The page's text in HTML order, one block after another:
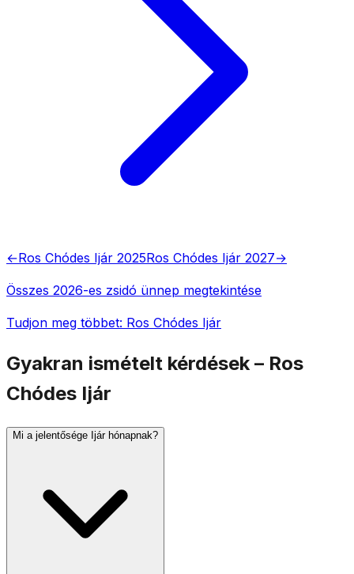
←Ros Chódes Ijár 2025Ros Chódes Ijár 2027→
Összes 2026-es zsidó ünnep megtekintése
Tudjon meg többet: Ros Chódes Ijár
Gyakran ismételt kérdések – Ros
Chódes Ijár
Mi a jelentősége Ijár hónapnak?